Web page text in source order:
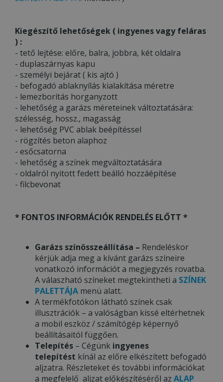
Kiegészítő lehetőségek ( ingyenes vagy feláras
) :
- tető lejtése: előre, balra, jobbra, két oldalra
- duplaszárnyas kapu
- személyi bejárat ( kis ajtó )
- befogadó ablaknyílás kialakítása méretre
- lemezborítás horganyzott
- lehetőség a garázs méreteinek változtatására:
szélesség, hossz., magasság
- lehetőség PVC ablak beépítéssel
- rögzítés beton alaphoz
- esőcsatorna
- lehetőség a színek megváltoztatására
- oldalról nyitott fedett beálló hozzáépítése
- filcbevonat
* FONTOS INFORMÁCIÓK RENDELÉS ELŐTT *
Garázs színösszeállítása – Rendeléskor
kérjük adja meg a kívánt garázs színeire
vonatkozó információt a megjegyzés rovatba.
A válaszható színeket megtekintheti a SZÍNEK
PALETTÁJA menü alatt.
A termékfotókon látható színek csak
illusztrációk – a valóságban kissé eltérhetnek
a mobil eszköz / számítógép képernyő
beállításaitól függően.
Telepítés – Cégünk ingyenes
telepítést kínál az előre elkészített befogadó
aljzatra. Részleteket és további információkat
a megfelelő aljzat előkészítéséről az ALAP